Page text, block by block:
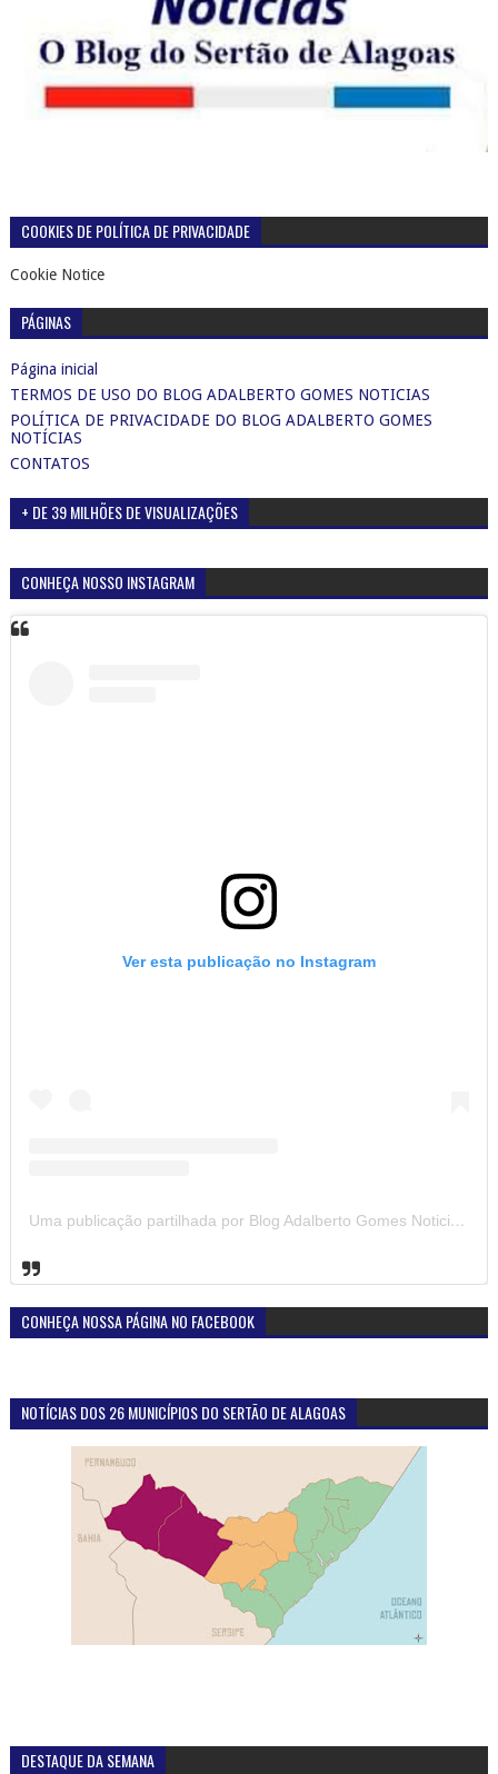
COOKIES DE POLÍTICA DE PRIVACIDADE
Cookie Notice
PÁGINAS
Página inicial
TERMOS DE USO DO BLOG ADALBERTO GOMES NOTICIAS
POLÍTICA DE PRIVACIDADE DO BLOG ADALBERTO GOMES
NOTÍCIAS
CONTATOS
+ DE 39 MILHÕES DE VISUALIZAÇÕES
CONHEÇA NOSSO INSTAGRAM
Ver esta publicação no Instagram
Uma publicação partilhada por Blog Adalberto Gomes Noticias (@blogadalbertogomesnoticiass)
CONHEÇA NOSSA PÁGINA NO FACEBOOK
NOTÍCIAS DOS 26 MUNICÍPIOS DO SERTÃO DE ALAGOAS
DESTAQUE DA SEMANA